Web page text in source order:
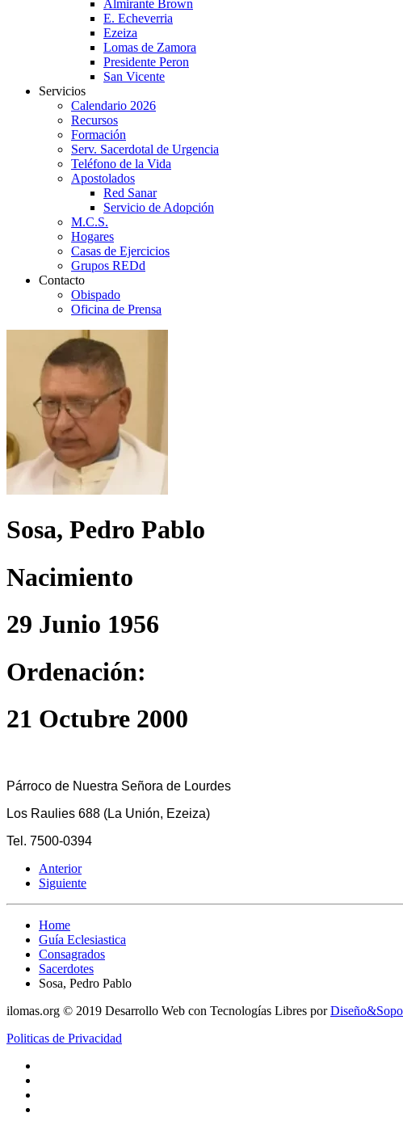
Almirante Brown
E. Echeverria
Ezeiza
Lomas de Zamora
Presidente Peron
San Vicente
Servicios
Calendario 2026
Recursos
Formación
Serv. Sacerdotal de Urgencia
Teléfono de la Vida
Apostolados
Red Sanar
Servicio de Adopción
M.C.S.
Hogares
Casas de Ejercicios
Grupos REDd
Contacto
Obispado
Oficina de Prensa
Sosa, Pedro Pablo
Nacimiento
29 Junio 1956
Ordenación:
21 Octubre 2000
Párroco de Nuestra Señora de Lourdes
Los Raulies 688 (La Unión, Ezeiza)
Tel. 7500-0394
Anterior
Siguiente
Home
Guía Eclesiastica
Consagrados
Sacerdotes
Sosa, Pedro Pablo
ilomas.org © 2019 Desarrollo Web con Tecnologías Libres por
Politicas de Privacidad